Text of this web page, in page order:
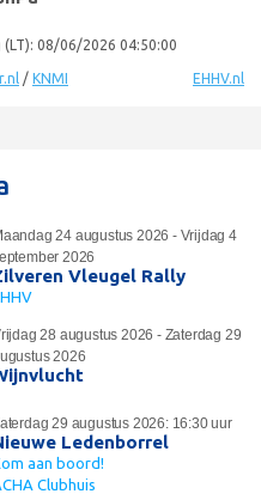
08/06/2026 04:50:00
/ KNMI EHHV.nl
24 augustus 2026 - Vrijdag 4
2026
Vleugel Rally
28 augustus 2026 - Zaterdag 29
2026
29 augustus 2026: 16:30 uur
Ledenborrel
aan boord!
Clubhuis